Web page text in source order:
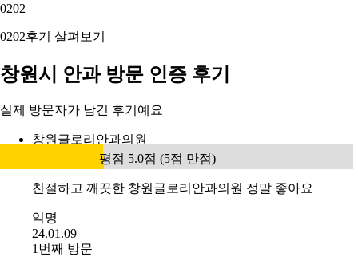
0202
0202후기 살펴보기
창원시 안과 방문 인증 후기
실제 방문자가 남긴 후기예요
창원글로리안과의원
평점 5.0점 (5점 만점)
친절하고 깨끗한 창원글로리안과의원 정말 좋아요
익명
24.01.09
1번째 방문